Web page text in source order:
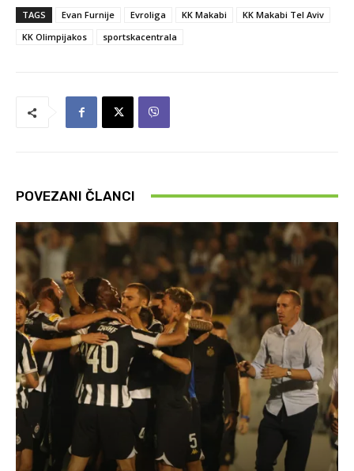
TAGS Evan Furnije Evroliga KK Makabi
KK Makabi Tel Aviv
KK Olimpijakos
sportskacentrala
POVEZANI ČLANCI